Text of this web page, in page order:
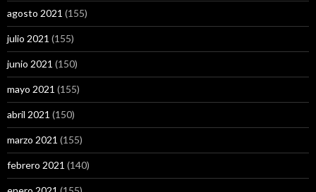
agosto 2021 (155)
julio 2021 (155)
junio 2021 (150)
mayo 2021 (155)
abril 2021 (150)
marzo 2021 (155)
febrero 2021 (140)